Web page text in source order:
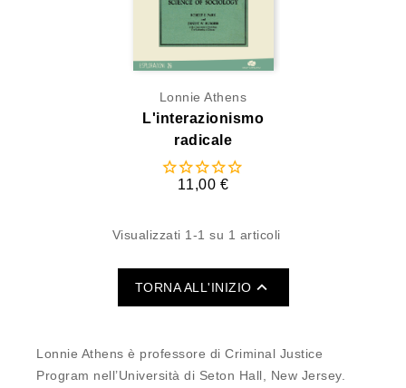
Lonnie Athens
L'interazionismo
radicale
11,00 €
Visualizzati 1-1 su 1 articoli
TORNA ALL'INIZIO 
Lonnie Athens è professore di Criminal Justice
Program nell’Università di Seton Hall, New Jersey.